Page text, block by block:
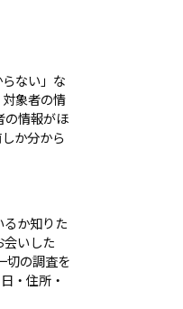
ない」な
象者の情
の情報がほ
か分から
か知りた
いした
切の調査を
・住所・